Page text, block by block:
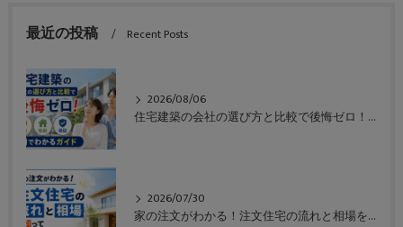
最近の投稿 Recent Posts
2026/08/06
住宅建築の会社の選び方と比較で後悔ゼロ！価格や性能や保証も一目でわかるガイド
2026/07/30
家の注文がわかる！注文住宅の流れと相場を知って失敗ゼロのガイド